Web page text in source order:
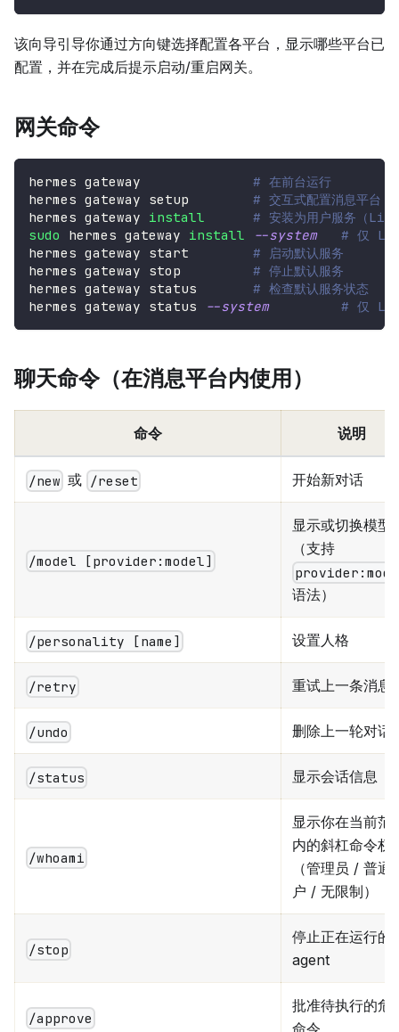
该向导引导你通过方向键选择配置各平台，显示哪些平台已
配置，并在完成后提示启动/重启网关。
网关命令
hermes gateway # 在前台运行
hermes gateway setup # 交互式配置消息平台
hermes gateway install
# 安装为用户服务（
sudo
hermes gateway install --system
# 仅
hermes gateway start # 启动默认服务
hermes gateway stop # 停止默认服务
hermes gateway status # 检查默认服务状态
hermes gateway status
--system # 仅
聊天命令（在消息平台内使用）
命令 说明
/new 或 /reset 开始新对话
/model [provider:model]
显示或切换模型
（支持
语法）
/personality [name] 设置人格
/retry 重试上一条消息
/undo 删除上一轮对话
/status 显示会话信息
/whoami
显示你在当前范
内的斜杠命令权
（管理员 / 普通
户 / 无限制）
/stop
停止正在运行的
agent
/approve
批准待执行的危
命令